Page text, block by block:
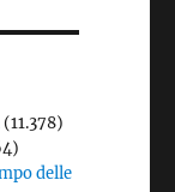
(11.378)
delle